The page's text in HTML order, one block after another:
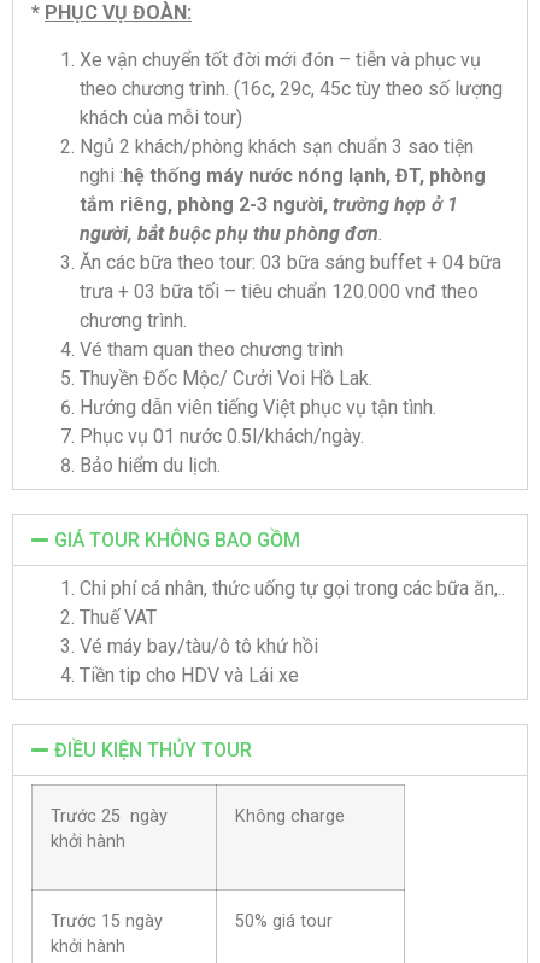
* PHỤC VỤ ĐOÀN:
Xe vận chuyển tốt đời mới đón – tiễn và phục vụ
theo chương trình. (16c, 29c, 45c tùy theo số lượng
khách của mỗi tour)
Ngủ 2 khách/phòng khách sạn chuẩn 3 sao tiện
nghi :hệ thống máy nước nóng lạnh, ĐT, phòng
tắm riêng, phòng 2-3 người, trường hợp ở 1
người, bắt buộc phụ thu phòng đơn
Ăn các bữa theo tour: 03 bữa sáng buffet + 04 bữa
trưa + 03 bữa tối – tiêu chuẩn 120.000 vnđ theo
chương trình.
Vé tham quan theo chương trình
Thuyền Đốc Mộc/ Cưởi Voi Hồ Lak.
Hướng dẫn viên tiếng Việt phục vụ tận tình.
Phục vụ 01 nước 0.5l/khách/ngày.
Bảo hiểm du lịch.
GIÁ TOUR KHÔNG BAO GỒM
Chi phí cá nhân, thức uống tự gọi trong các bữa ăn,..
Thuế VAT
Vé máy bay/tàu/ô tô khứ hồi
Tiền tip cho HDV và Lái xe
ĐIỀU KIỆN THỦY TOUR
Trước 25 ngày
khởi hành
Không charge
Trước 15 ngày
khởi hành
50% giá tour